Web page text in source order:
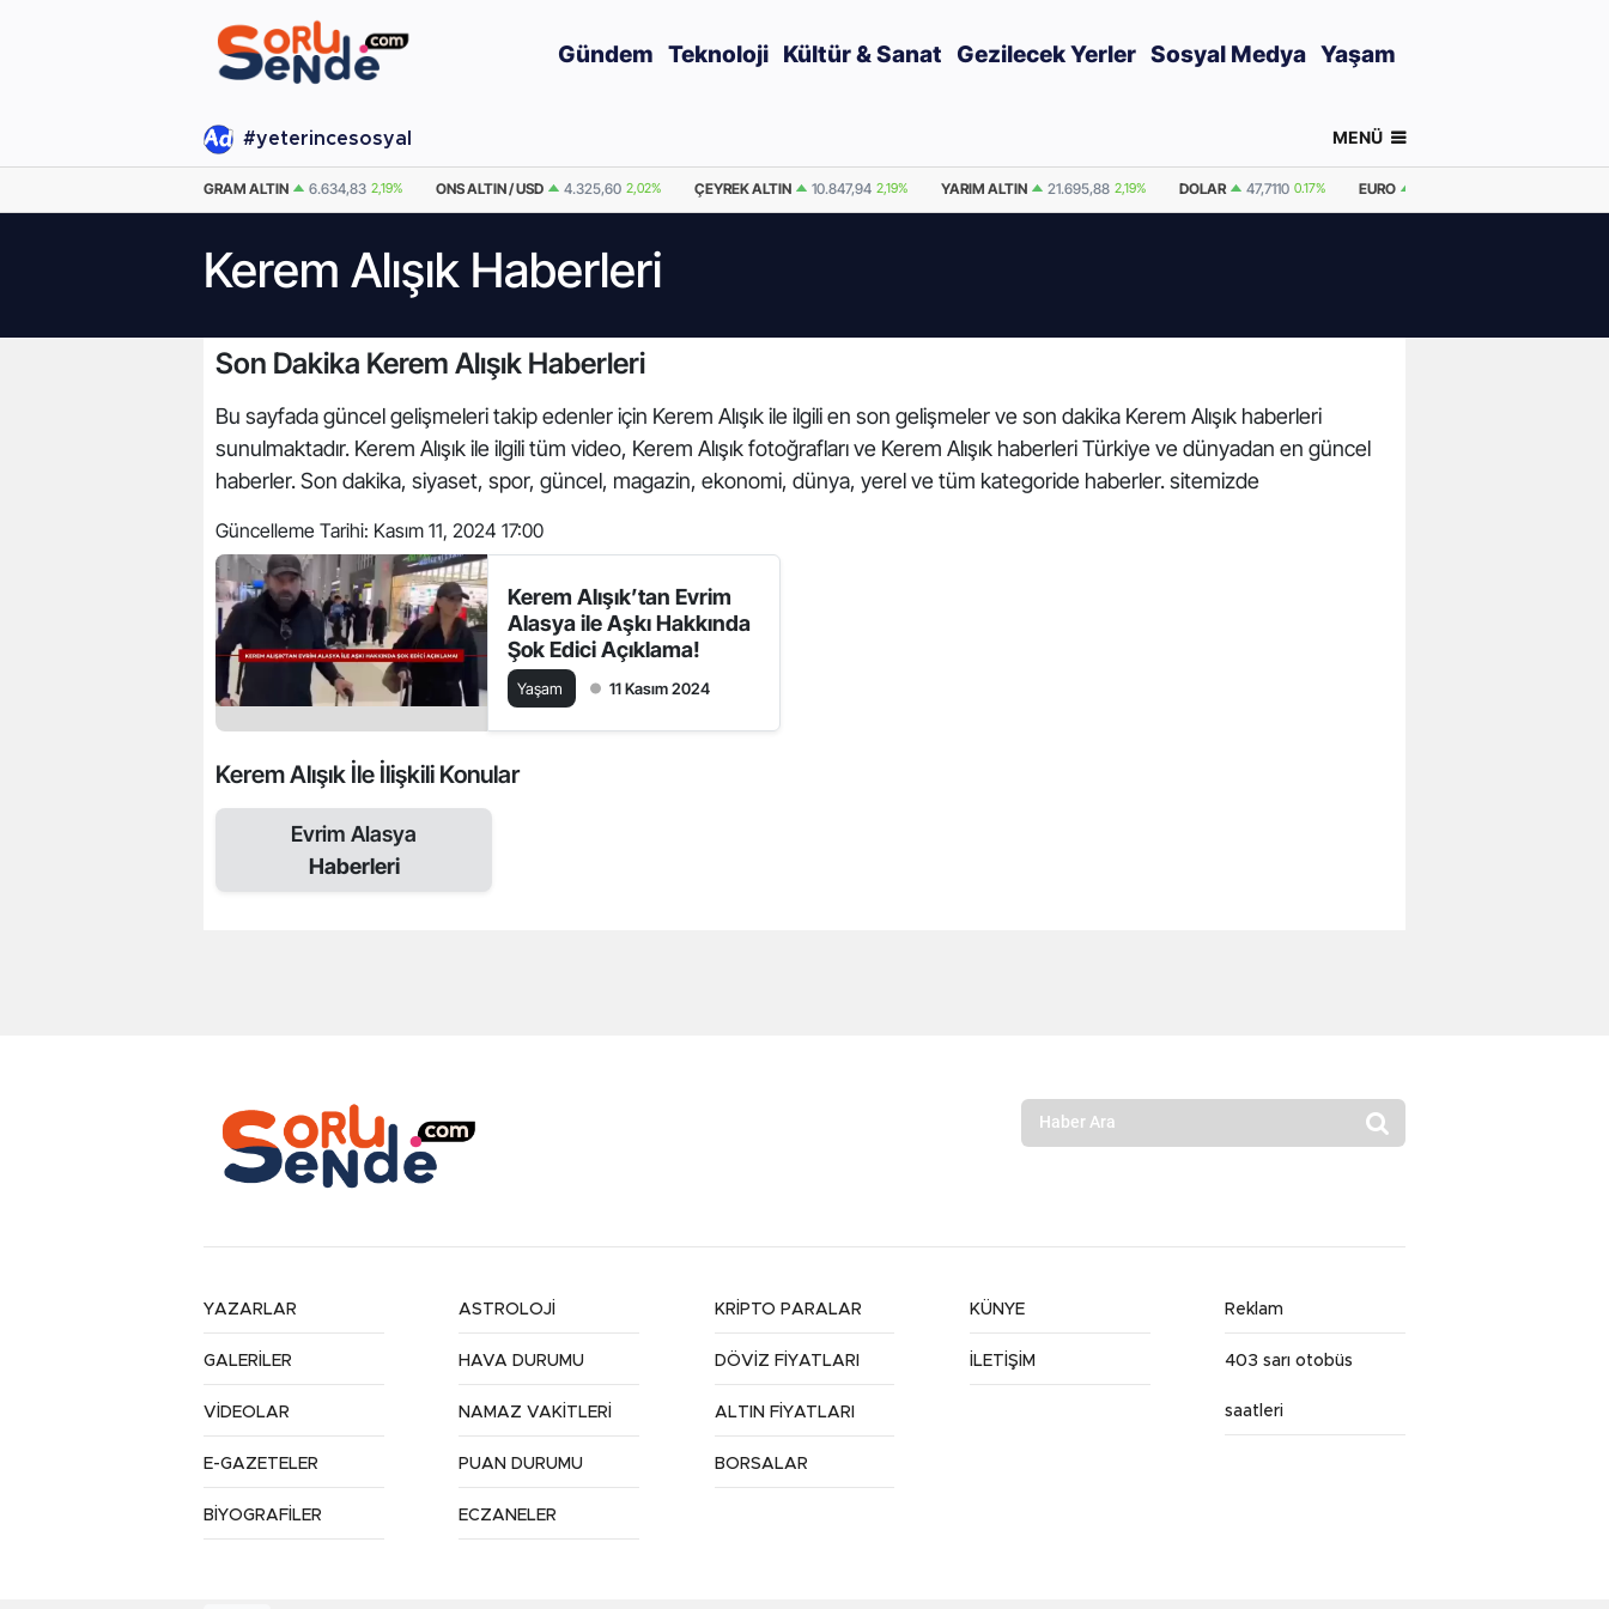
Gündem Teknoloji Kültür & Sanat Gezilecek Yerler Sosyal Medya Yaşam
#yeterincesosyal MENÜ
GRAM ALTIN 6.634,83 2,19% ONS ALTIN / USD 4.325,60 2,02% ÇEYREK ALTIN 10.847,94 2,19% YARIM ALTIN 21.695,88 2,19% DOLAR 47,7110 0.17% EURO
Kerem Alışık Haberleri
Son Dakika Kerem Alışık Haberleri
Bu sayfada güncel gelişmeleri takip edenler için Kerem Alışık ile ilgili en son gelişmeler ve son dakika Kerem Alışık haberleri
sunulmaktadır. Kerem Alışık ile ilgili tüm video, Kerem Alışık fotoğrafları ve Kerem Alışık haberleri Türkiye ve dünyadan en güncel
haberler. Son dakika, siyaset, spor, güncel, magazin, ekonomi, dünya, yerel ve tüm kategoride haberler. sitemizde
Güncelleme Tarihi: Kasım 11, 2024 17:00
Kerem Alışık’tan Evrim
Alasya ile Aşkı Hakkında
Şok Edici Açıklama!
Yaşam 11 Kasım 2024
Kerem Alışık İle İlişkili Konular
Evrim Alasya
Haberleri
YAZARLAR
GALERİLER
VİDEOLAR
E-GAZETELER
BİYOGRAFİLER
ASTROLOJİ
HAVA DURUMU
NAMAZ VAKİTLERİ
PUAN DURUMU
ECZANELER
KRİPTO PARALAR
DÖVİZ FİYATLARI
ALTIN FİYATLARI
BORSALAR
KÜNYE
İLETİŞİM
Reklam
403 sarı otobüs
saatleri